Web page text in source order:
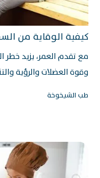
كيفية الوقاية من
مع تقدم العمر، يزيد خطر
وقوة العضلات والرؤية
طب الشيخوخة